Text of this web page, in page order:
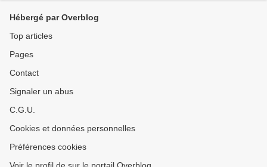
Hébergé par Overblog
Top articles
Pages
Contact
Signaler un abus
C.G.U.
Cookies et données personnelles
Préférences cookies